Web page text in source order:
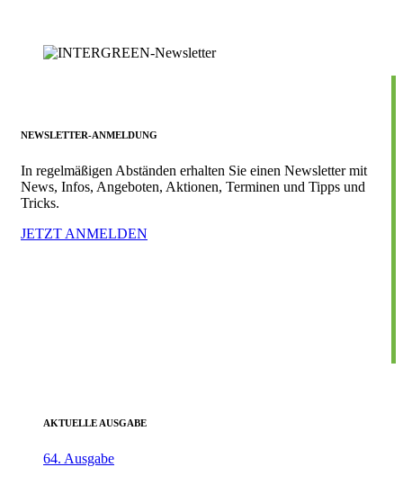
NEWSLETTER-ANMELDUNG
In regelmäßigen Abständen erhalten Sie einen Newsletter mit
News, Infos, Angeboten, Aktionen, Terminen und Tipps und
Tricks.
JETZT ANMELDEN
AKTUELLE AUSGABE
64. Ausgabe